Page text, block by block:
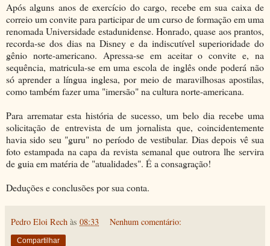
Após alguns anos de exercício do cargo, recebe em sua caixa de
correio um convite para participar de um curso de formação em uma
renomada Universidade estadunidense. Honrado, quase aos prantos,
recorda-se dos dias na Disney e da indiscutível superioridade do
gênio norte-americano. Apressa-se em aceitar o convite e, na
sequência, matricula-se em uma escola de inglês onde poderá não
só aprender a língua inglesa, por meio de maravilhosas apostilas,
como também fazer uma "imersão" na cultura norte-americana.
Para arrematar esta história de sucesso, um belo dia recebe uma
solicitação de entrevista de um jornalista que, coincidentemente
havia sido seu "guru" no período de vestibular. Dias depois vê sua
foto estampada na capa da revista semanal que outrora lhe servira
de guia em matéria de "atualidades". É a consagração!
Deduções e conclusões por sua conta.
Pedro Eloi Rech às 08:33 Nenhum comentário:
Compartilhar